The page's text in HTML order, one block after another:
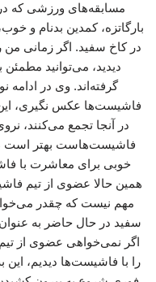
مسابقه‌های ورزشی که
در کاخ سفید. اگر زمانی من
دیدید، می‌توانید مطمئن
گرفته‌اند. وی در ادامه
فاشیست‌ها عکس نگیری،
در آنجا تجمع می‌کنند،
فاشیست‌هاست بهتر است
خوبی برای معاشرت با
همین حالا عضوی از تیم
مهم نیست که چقدر
سفید در حال حاضر به
اگر نمی‌خواهی عضوی از
را با فاشیست‌ها دیدیم،